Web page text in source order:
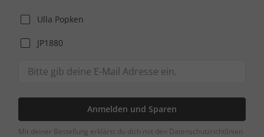
Ulla Popken
JP1880
Anmelden und Sparen
Mit deiner Bestellung erklärst du dich mit den Datenschutzrichtlinien